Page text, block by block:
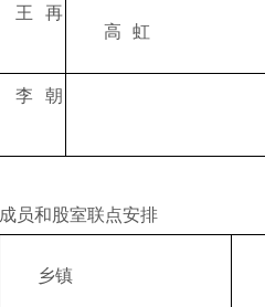
王再
高 虹
李朝
员和股室联点安排
乡镇